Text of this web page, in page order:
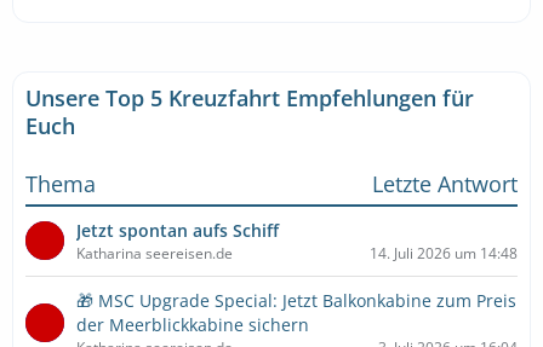
Unsere Top 5 Kreuzfahrt Empfehlungen für
Euch
Thema
Letzte Antwort
Jetzt spontan aufs Schiff
Katharina seereisen.de 14. Juli 2026 um 14:48
🎁 MSC Upgrade Special: Jetzt Balkonkabine zum Preis
der Meerblickkabine sichern